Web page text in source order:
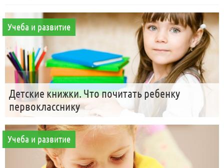
Учеба и развитие
Детские книжки. Что почитать ребенку
первокласснику
Учеба и развитие